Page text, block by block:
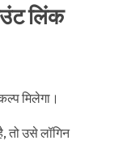
लिंक
मिलेगा।
उसे लॉगिन